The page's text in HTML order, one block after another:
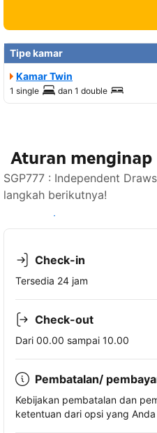
Tipe kamar
Kamar Twin
1 single dan 1 double
Aturan menginap
SGP777 : Independent
langkah berikutnya!
Lihat ketersediaan
Check-in
Tersedia 24 jam
Check-out
Dari 00.00 sampai 10.00
Pembatalan/
Kebijakan pembatalan dan
ketentuan dari opsi yang